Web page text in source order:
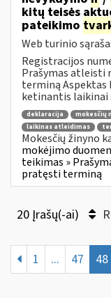
kitų teisės
pateikimo
Web turinio
Registracijos
Prašymas atleisti
terminą Aspektas
ketinantis laikinai
deklaracija mokesčių
laikinas atleidimas
Mokesčių žinyno
mokėjimo
teikimas »
pratęsti terminą
20 Įrašų(-ai)
1 ... 47 48